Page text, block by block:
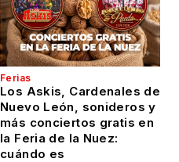
Ferias
Los Askis, Cardenales de
Nuevo León, sonideros y
más conciertos gratis en
la Feria de la Nuez:
cuándo es